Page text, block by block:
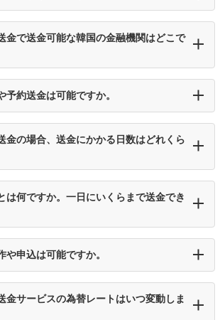
金で送金可能な韓国の金融機関はどこで
予約送金は可能ですか。
金の場合、送金にかかる日数はどれくら
は何ですか。一日にいくらまで送金でき
や申込は可能ですか。
金サービスの為替レートはいつ変動しま